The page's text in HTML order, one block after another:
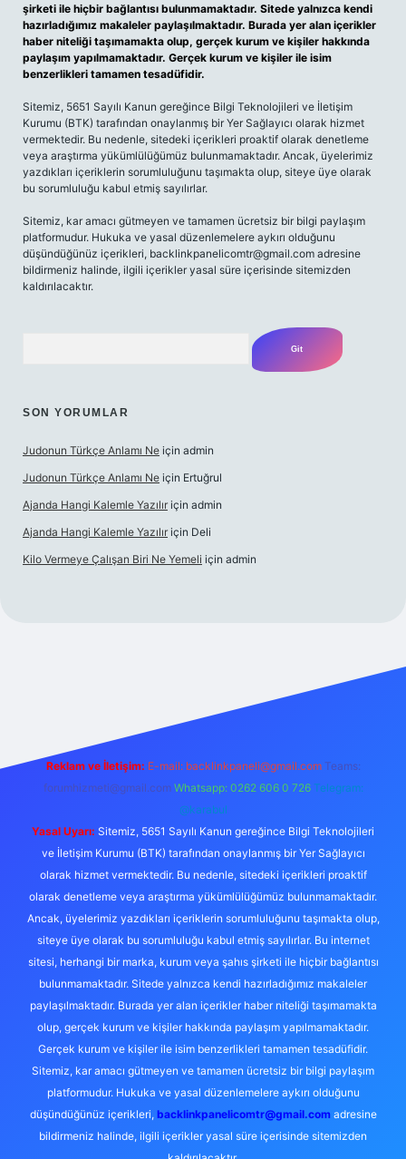
şirketi ile hiçbir bağlantısı bulunmamaktadır. Sitede yalnızca kendi
hazırladığımız makaleler paylaşılmaktadır. Burada yer alan içerikler
haber niteliği taşımamakta olup, gerçek kurum ve kişiler hakkında
paylaşım yapılmamaktadır. Gerçek kurum ve kişiler ile isim
benzerlikleri tamamen tesadüfidir.
Sitemiz, 5651 Sayılı Kanun gereğince Bilgi Teknolojileri ve İletişim
Kurumu (BTK) tarafından onaylanmış bir Yer Sağlayıcı olarak hizmet
vermektedir. Bu nedenle, sitedeki içerikleri proaktif olarak denetleme
veya araştırma yükümlülüğümüz bulunmamaktadır. Ancak, üyelerimiz
yazdıkları içeriklerin sorumluluğunu taşımakta olup, siteye üye olarak
bu sorumluluğu kabul etmiş sayılırlar.
Sitemiz, kar amacı gütmeyen ve tamamen ücretsiz bir bilgi paylaşım
platformudur. Hukuka ve yasal düzenlemelere aykırı olduğunu
düşündüğünüz içerikleri, backlinkpanelicomtr@gmail.com adresine
bildirmeniz halinde, ilgili içerikler yasal süre içerisinde sitemizden
kaldırılacaktır.
SON YORUMLAR
Judonun Türkçe Anlamı Ne için admin
Judonun Türkçe Anlamı Ne için Ertuğrul
Ajanda Hangi Kalemle Yazılır için admin
Ajanda Hangi Kalemle Yazılır için Deli
Kilo Vermeye Çalışan Biri Ne Yemeli için admin
Reklam ve İletişim: E-mail: backlinkpaneli@gmail.com Teams:
forumhizmeti@gmail.com Whatsapp: 0262 606 0 726 Telegram:
@karabul
Yasal Uyarı: Sitemiz, 5651 Sayılı Kanun gereğince Bilgi Teknolojileri
ve İletişim Kurumu (BTK) tarafından onaylanmış bir Yer Sağlayıcı
olarak hizmet vermektedir. Bu nedenle, sitedeki içerikleri proaktif
olarak denetleme veya araştırma yükümlülüğümüz bulunmamaktadır.
Ancak, üyelerimiz yazdıkları içeriklerin sorumluluğunu taşımakta olup,
siteye üye olarak bu sorumluluğu kabul etmiş sayılırlar. Bu internet
sitesi, herhangi bir marka, kurum veya şahıs şirketi ile hiçbir bağlantısı
bulunmamaktadır. Sitede yalnızca kendi hazırladığımız makaleler
paylaşılmaktadır. Burada yer alan içerikler haber niteliği taşımamakta
olup, gerçek kurum ve kişiler hakkında paylaşım yapılmamaktadır.
Gerçek kurum ve kişiler ile isim benzerlikleri tamamen tesadüfidir.
Sitemiz, kar amacı gütmeyen ve tamamen ücretsiz bir bilgi paylaşım
platformudur. Hukuka ve yasal düzenlemelere aykırı olduğunu
düşündüğünüz içerikleri, backlinkpanelicomtr@gmail.comadresine
bildirmeniz halinde, ilgili içerikler yasal süre içerisinde sitemizden